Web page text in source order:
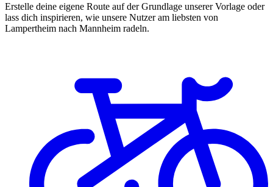
Erstelle deine eigene Route auf der Grundlage unserer Vorlage oder
lass dich inspirieren, wie unsere Nutzer am liebsten von
Lampertheim nach Mannheim radeln.